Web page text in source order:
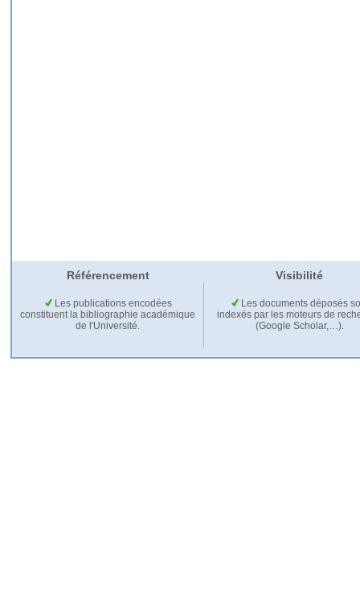
Référencement Visibilité
Les publications encodées
constituent la bibliographie académique
de l'Université.
Les documents déposés
indexés par les moteurs de
(Google Scholar,…).